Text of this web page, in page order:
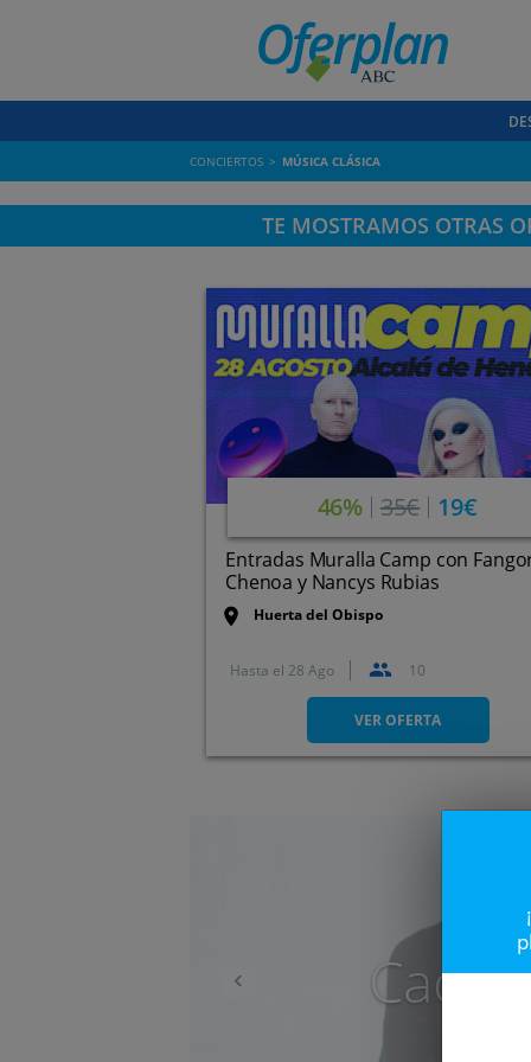
CONCIERTOS MÚSICA CLÁSICA
TE MOSTRAMOS OTRAS
46% 35€ 19€
Entradas Muralla Camp con
Chenoa y Nancys Rubias
Huerta del Obispo
Cardenal Sandoval y Rojas, 1,
28802. Alcalá De Henares.
Hasta el 28 Ago 10
VER OFERTA